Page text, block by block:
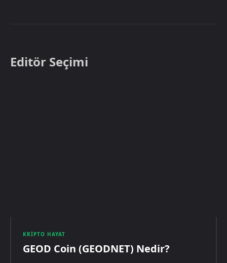
Editör Seçimi
KRIPTO HAYAT
GEOD Coin (GEODNET) Nedir?